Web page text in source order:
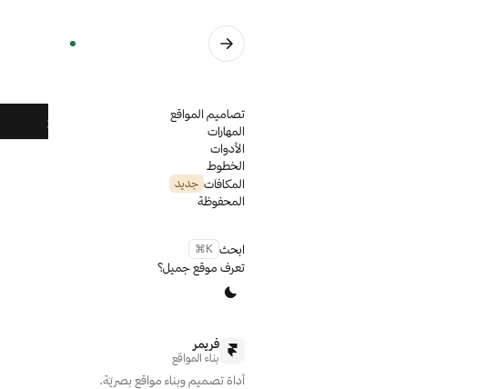
تصاميم المواقع
المهارات
الأدوات
الخطوط
المكافآت جديد
المحفوظة
ابحث ⌘K
تعرف موقع جميل؟
فريمر
بناء المواقع
أداة تصميم وبناء مواقع بصريّة،
توجّه الى الموقع
تم البناء على
Custom Code
الخطوط المستخدمة
Vazirmatn